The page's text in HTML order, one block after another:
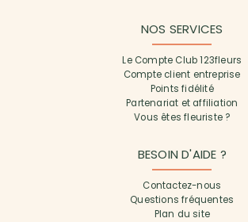
NOS SERVICES
Le Compte Club 123fleurs
Compte client entreprise
Points fidélité
Partenariat et affiliation
Vous êtes fleuriste ?
BESOIN D'AIDE ?
Contactez-nous
Questions fréquentes
Plan du site